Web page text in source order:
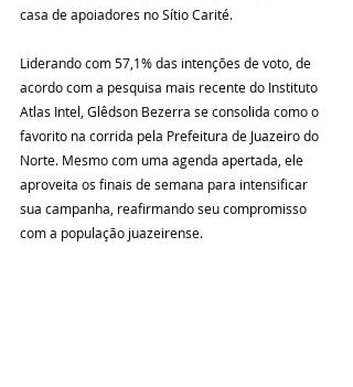
casa de apoiadores no Sítio Carité.
Liderando com 57,1% das intenções de voto, de
acordo com a pesquisa mais recente do Instituto
Atlas Intel, Glêdson Bezerra se consolida como o
favorito na corrida pela Prefeitura de Juazeiro do
Norte. Mesmo com uma agenda apertada, ele
aproveita os finais de semana para intensificar
sua campanha, reafirmando seu compromisso
com a população juazeirense.